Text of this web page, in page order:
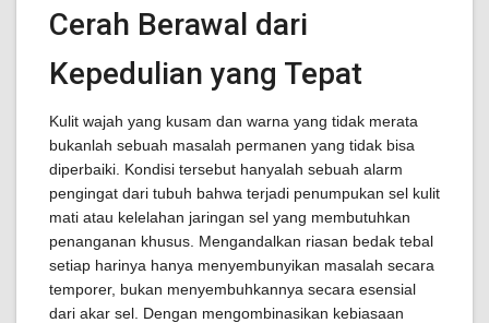
Cerah Berawal dari
Kepedulian yang Tepat
Kulit wajah yang kusam dan warna yang tidak merata
bukanlah sebuah masalah permanen yang tidak bisa
diperbaiki. Kondisi tersebut hanyalah sebuah alarm
pengingat dari tubuh bahwa terjadi penumpukan sel kulit
mati atau kelelahan jaringan sel yang membutuhkan
penanganan khusus. Mengandalkan riasan bedak tebal
setiap harinya hanya menyembunyikan masalah secara
temporer, bukan menyembuhkannya secara esensial
dari akar sel. Dengan mengombinasikan kebiasaan